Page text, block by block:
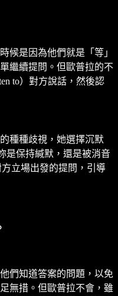
候是因為他們就是「等」
繼續提問。但歐普拉的不
to）對方說話，然後認
種種歧視，她選擇沉默
是保持緘默，還是被消音
方立場出發的提問，引導
們知道答案的問題，以免
無措。但歐普拉不會，雖